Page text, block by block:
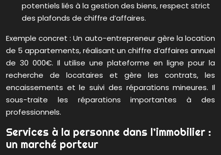
potentiels liés à la gestion des biens, respect strict
des plafonds de chiffre d’affaires.
Exemple concret : Un auto-entrepreneur gère la location
de 5 appartements, réalisant un chiffre d’affaires annuel
de 30 000€. Il utilise une plateforme en ligne pour la
recherche de locataires et gère les contrats, les
encaissements et le suivi des réparations mineures. Il
sous-traite les réparations importantes à des
professionnels.
Services à la personne dans l’immobilier :
un marché porteur